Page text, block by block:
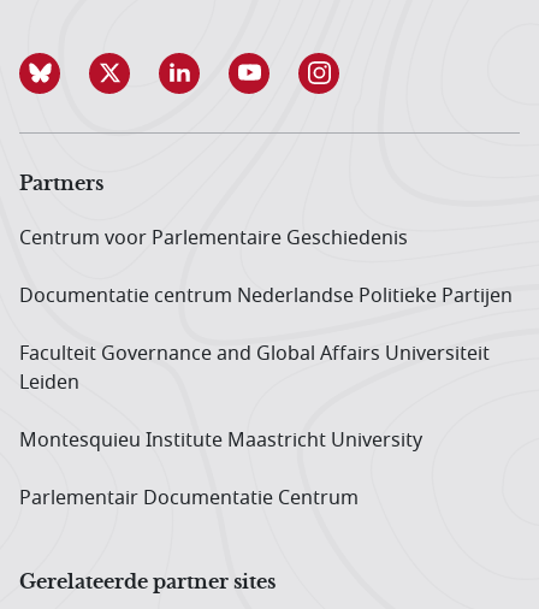
Partners
Centrum voor Parlementaire Geschiedenis
Documentatie centrum Neder­landse Politieke Partijen
Faculteit Governance and Global Affairs Universiteit
Leiden
Montesquieu Institute Maastricht University
Parlementair Documentatie Centrum
Gerelateerde partner sites